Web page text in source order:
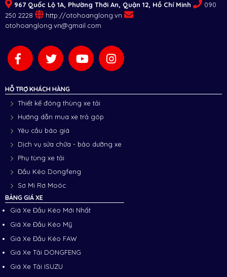
967 Quốc Lộ 1A, Phường Thới An, Quận 12, Hồ Chí Minh
090
250 2228
http://otohoanglong.vn
otohoanglong.vn@gmail.com
HỖ TRỢ KHÁCH HÀNG
Thiết kế đóng thùng xe tải
Hướng dẫn mua xe trả góp
Yêu cầu báo giá
Dịch vụ sửa chữa - bảo dưỡng xe
Phụ tùng xe tải
Đầu Kéo Dongfeng
Sơ Mi Rơ Moóc
BẢNG GIÁ XE
Giá Xe Đầu Kéo Mới Nhất
Giá Xe Đầu Kéo Mỹ
Giá Xe Đầu Kéo FAW
Giá Xe Tải DONGFENG
Giá Xe Tải ISUZU